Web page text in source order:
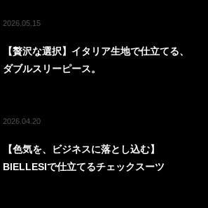
2026.05.15
【贅沢な選択】イタリア生地で仕立てる、
ダブルスリーピース。
2026.04.20
【色気を、ビジネスに落とし込む】
BIELLESIで仕立てるチェックスーツ